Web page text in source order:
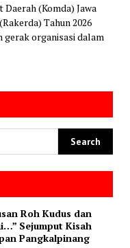
(Komda) Jawa
Tahun 2026
gerak organisasi dalam
Roh Kudus dan
Sejumput Kisah
Pangkalpinang